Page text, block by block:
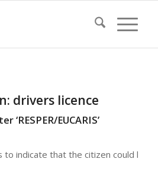
drivers licence
EUCARIS’
to indicate that the citizen could